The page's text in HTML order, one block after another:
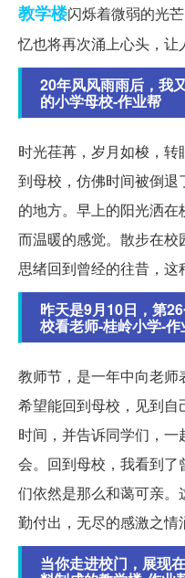
教学楼闪烁着微弱的光
忆也将再次涌上心头，让
20年风风雨雨后，我
的小学母校-作业帮
时光荏苒，岁月如梭，
到母校，仿佛时间被倒
的地方。早上的阳光洒
而温暖的感觉。散步在校
思绪回到曾经的往昔，这
昨天是9月10日，第
校看老师-桂岭小学-作
教师节，是一年中向老
希望能回到母校，见到
时间，并告诉同学们，
会。回到母校，我看到
们依然是那么和蔼可亲
勤付出，无尽的感激之情
当你走进校门，展现